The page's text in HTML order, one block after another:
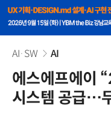
AI·SW AI
에스에프에이
시스템 공급…